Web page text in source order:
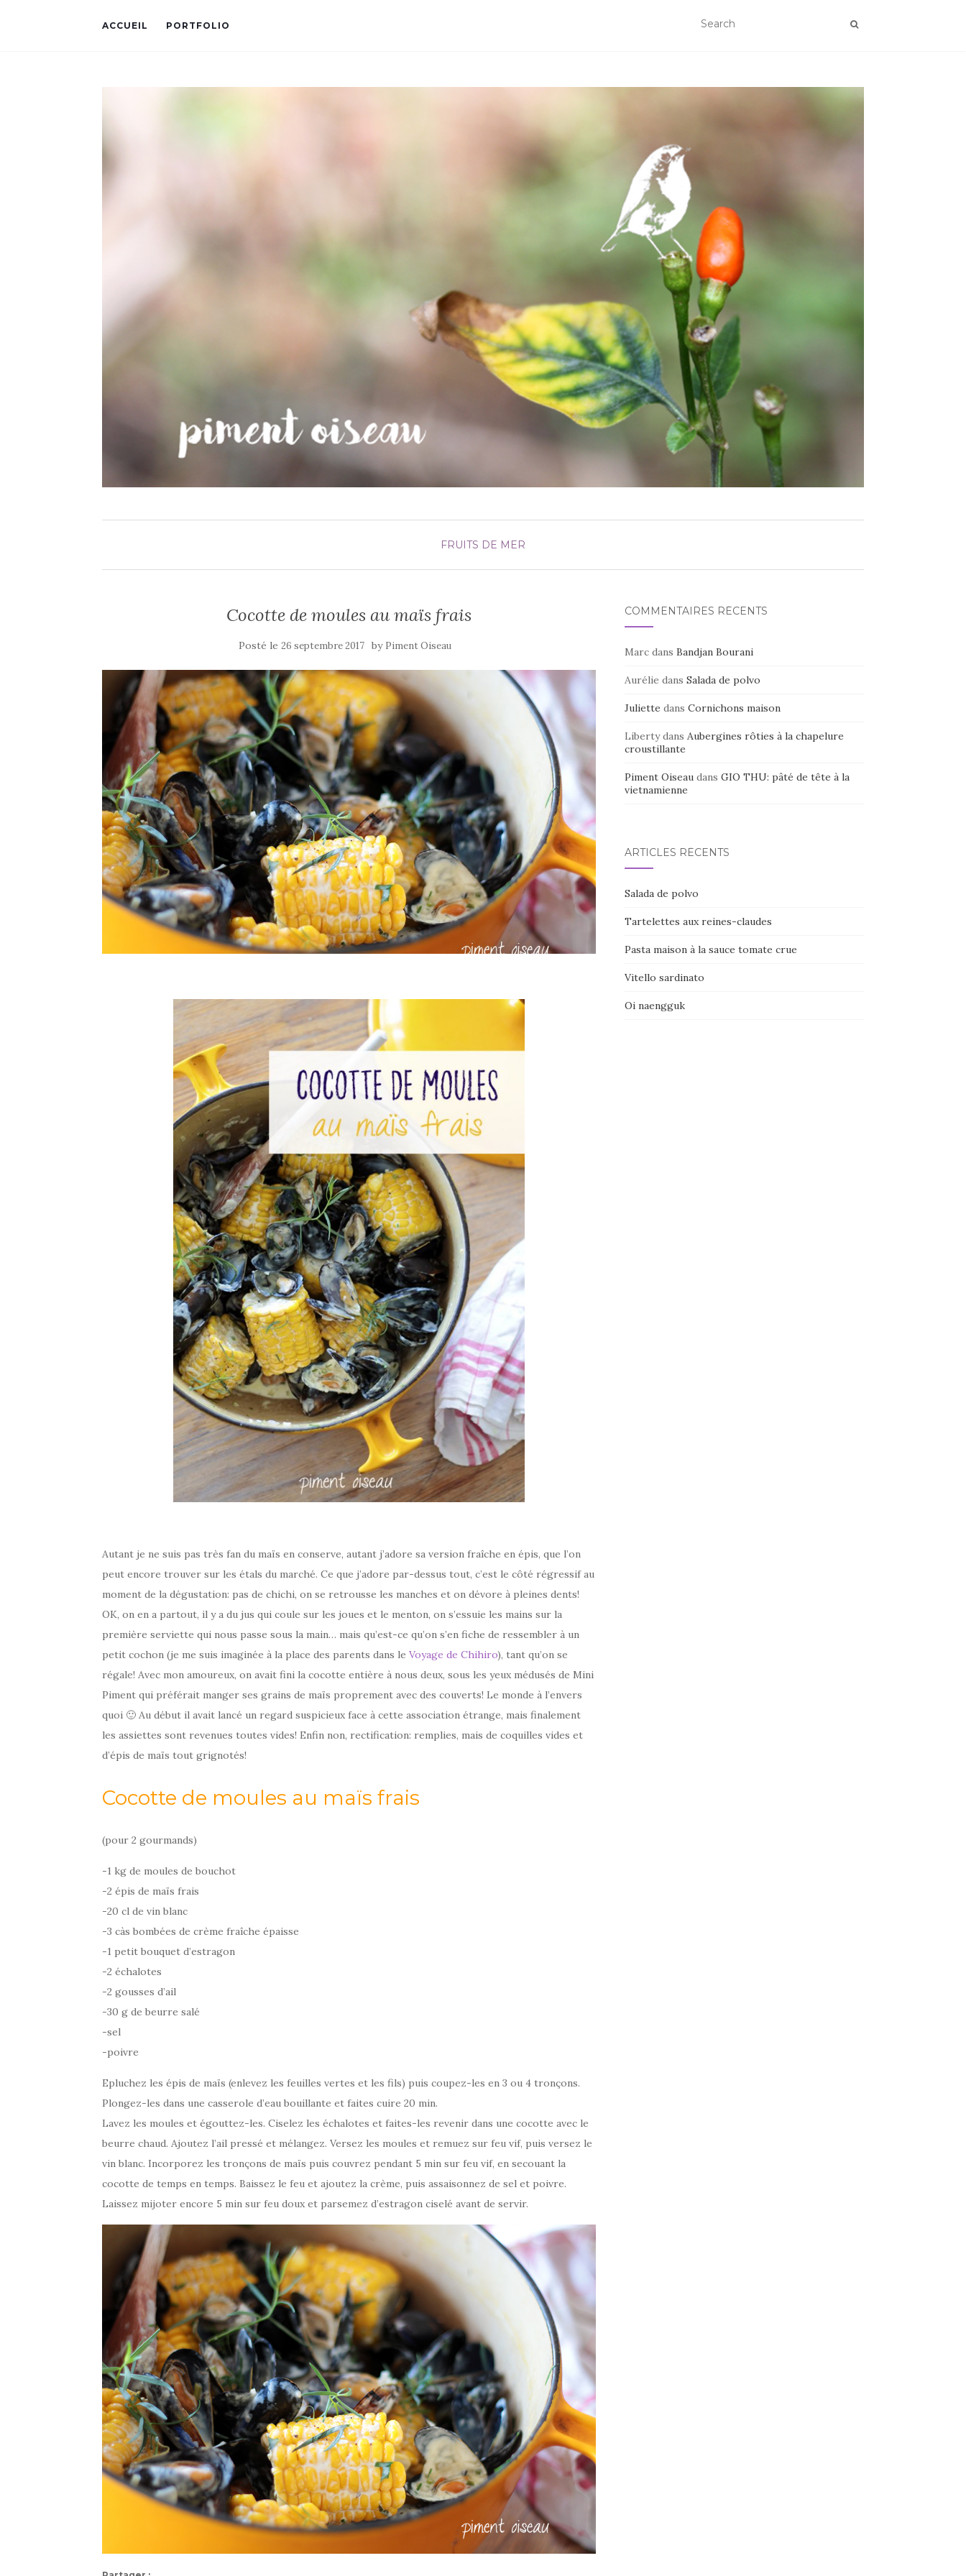
ACCUEIL PORTFOLIO
FRUITS DE MER
Cocotte de moules au maïs frais
Posté le26 septembre 2017 by Piment Oiseau
Autant je ne suis pas très fan du maïs en conserve, autant j’adore sa version fraîche en épis, que l’on
peut encore trouver sur les étals du marché. Ce que j’adore par-dessus tout, c’est le côté régressif au
moment de la dégustation: pas de chichi, on se retrousse les manches et on dévore à pleines dents!
OK, on en a partout, il y a du jus qui coule sur les joues et le menton, on s’essuie les mains sur la
première serviette qui nous passe sous la main… mais qu’est-ce qu’on s’en fiche de ressembler à un
petit cochon (je me suis imaginée à la place des parents dans le Voyage de Chihiro), tant qu’on se
régale! Avec mon amoureux, on avait fini la cocotte entière à nous deux, sous les yeux médusés de Mini
Piment qui préférait manger ses grains de maïs proprement avec des couverts! Le monde à l’envers
quoi 🙂 Au début il avait lancé un regard suspicieux face à cette association étrange, mais finalement
les assiettes sont revenues toutes vides! Enfin non, rectification: remplies, mais de coquilles vides et
d’épis de maïs tout grignotés!
Cocotte de moules au maïs frais
(pour 2 gourmands)
-1 kg de moules de bouchot
-2 épis de maïs frais
-20 cl de vin blanc
-3 càs bombées de crème fraîche épaisse
-1 petit bouquet d’estragon
-2 échalotes
-2 gousses d’ail
-30 g de beurre salé
-sel
-poivre
Epluchez les épis de maïs (enlevez les feuilles vertes et les fils) puis coupez-les en 3 ou 4 tronçons.
Plongez-les dans une casserole d’eau bouillante et faites cuire 20 min.
Lavez les moules et égouttez-les. Ciselez les échalotes et faites-les revenir dans une cocotte avec le
beurre chaud. Ajoutez l’ail pressé et mélangez. Versez les moules et remuez sur feu vif, puis versez le
vin blanc. Incorporez les tronçons de maïs puis couvrez pendant 5 min sur feu vif, en secouant la
cocotte de temps en temps. Baissez le feu et ajoutez la crème, puis assaisonnez de sel et poivre.
Laissez mijoter encore 5 min sur feu doux et parsemez d’estragon ciselé avant de servir.
COMMENTAIRES RÉCENTS
Marcdans Bandjan Bourani
Aurélie dans Salada de polvo
Juliette dans Cornichons maison
Libertydans Aubergines rôties à la chapelure
croustillante
Piment Oiseaudans GIO THU: pâté de tête à la
vietnamienne
ARTICLES RÉCENTS
Salada de polvo
Tartelettes aux reines-claudes
Pasta maison à la sauce tomate crue
Vitello sardinato
Oi naengguk